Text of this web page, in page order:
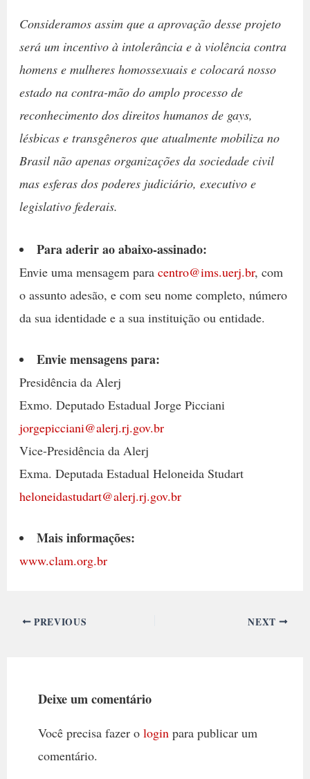
Consideramos assim que a aprovação desse projeto
será um incentivo à intolerância e à violência contra
homens e mulheres homossexuais e colocará nosso
estado na contra-mão do amplo processo de
reconhecimento dos direitos humanos de gays,
lésbicas e transgêneros que atualmente mobiliza no
Brasil não apenas organizações da sociedade civil
mas esferas dos poderes judiciário, executivo e
legislativo federais.
Para aderir ao abaixo-assinado:
Envie uma mensagem para centro@ims.uerj.br, com
o assunto adesão, e com seu nome completo, número
da sua identidade e a sua instituição ou entidade.
Envie mensagens para:
Presidência da Alerj
Exmo. Deputado Estadual Jorge Picciani
jorgepicciani@alerj.rj.gov.br
Vice-Presidência da Alerj
Exma. Deputada Estadual Heloneida Studart
heloneidastudart@alerj.rj.gov.br
Mais informações:
www.clam.org.br
PREVIOUS NEXT
Deixe um comentário
Você precisa fazer o loginpara publicar um
comentário.